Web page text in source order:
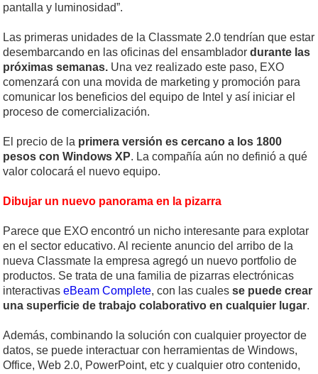
pantalla y luminosidad”.
Las primeras unidades de la Classmate 2.0 tendrían que estar
desembarcando en las oficinas del ensamblador durante las
próximas semanas. Una vez realizado este paso, EXO
comenzará con una movida de marketing y promoción para
comunicar los beneficios del equipo de Intel y así iniciar el
proceso de comercialización.
El precio de la primera versión es cercano a los 1800
pesos con Windows XP. La compañía aún no definió a qué
valor colocará el nuevo equipo.
Dibujar un nuevo panorama en la pizarra
Parece que EXO encontró un nicho interesante para explotar
en el sector educativo. Al reciente anuncio del arribo de la
nueva Classmate la empresa agregó un nuevo portfolio de
productos. Se trata de una familia de pizarras electrónicas
interactivas eBeam Complete, con las cuales se puede crear
una superficie de trabajo colaborativo en cualquier lugar.
Además, combinando la solución con cualquier proyector de
datos, se puede interactuar con herramientas de Windows,
Office, Web 2.0, PowerPoint, etc y cualquier otro contenido,